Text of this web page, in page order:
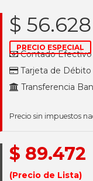
$ 56.628
PRECIO ESPECIAL
Contado Efectivo
Tarjeta de Débito
Transferencia
Precio sin impuestos
$ 89.472
(Precio de Lista)